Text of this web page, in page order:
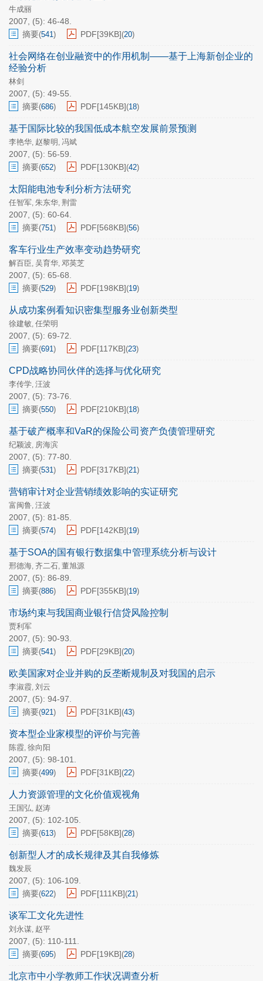
牛成丽
2007, (5): 46-48.
摘要(541) PDF[39KB](20)
社会网络在创业融资中的作用机制——基于上海新创企业的
经验分析
林剑
2007, (5): 49-55.
摘要(686) PDF[145KB](18)
基于国际比较的我国低成本航空发展前景预测
李艳华, 赵黎明 , 冯斌
2007, (5): 56-59.
摘要(652) PDF[130KB](42)
太阳能电池专利分析方法研究
任智军, 朱东华, 荆雷
2007, (5): 60-64.
摘要(751) PDF[568KB](56)
客车行业生产效率变动趋势研究
解百臣, 吴育华, 邓英芝
2007, (5): 65-68.
摘要(529) PDF[198KB](19)
从成功案例看知识密集型服务业创新类型
徐建敏, 任荣明
2007, (5): 69-72.
摘要(691) PDF[117KB](23)
CPD战略协同伙伴的选择与优化研究
李传学, 汪波
2007, (5): 73-76.
摘要(550) PDF[210KB](18)
基于破产概率和VaR的保险公司资产负债管理研究
纪颖波, 房海滨
2007, (5): 77-80.
摘要(531) PDF[317KB](21)
营销审计对企业营销绩效影响的实证研究
富闽鲁, 汪波
2007, (5): 81-85.
摘要(574) PDF[142KB](19)
基于SOA的国有银行数据集中管理系统分析与设计
邢德海, 齐二石, 董旭源
2007, (5): 86-89.
摘要(886) PDF[355KB](19)
市场约束与我国商业银行信贷风险控制
贾利军
2007, (5): 90-93.
摘要(541) PDF[29KB](20)
欧美国家对企业并购的反垄断规制及对我国的启示
李淑霞, 刘云
2007, (5): 94-97.
摘要(921) PDF[31KB](43)
资本型企业家模型的评价与完善
陈霞, 徐向阳
2007, (5): 98-101.
摘要(499) PDF[31KB](22)
人力资源管理的文化价值观视角
王国弘, 赵涛
2007, (5): 102-105.
摘要(613) PDF[58KB](28)
创新型人才的成长规律及其自我修炼
魏发辰
2007, (5): 106-109.
摘要(622) PDF[111KB](21)
谈军工文化先进性
刘永谋, 赵平
2007, (5): 110-111.
摘要(695) PDF[19KB](28)
北京市中小学教师工作状况调查分析